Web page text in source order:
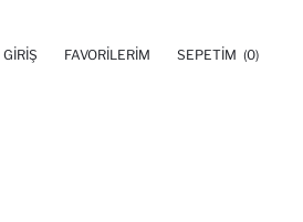
GIRIŞ FAVORILERIM SEPETIM (0)